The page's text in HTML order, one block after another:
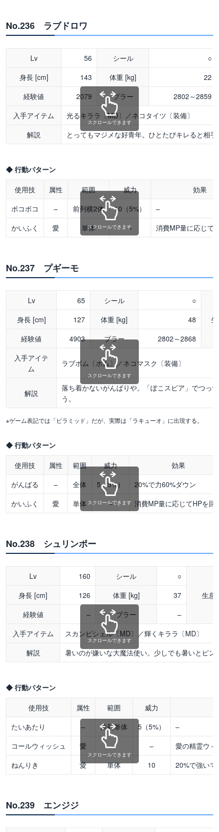
No.236 ラブドロワ
Lv 56 シール
○
身長 [cm]
143 体重 [kg]
22
経験値
2079 ブラー
2802～2859
入手アイテム
光るキララ〔MD〕／ネコタイツ〔装備〕
解説
とってもマジメな好青年。ひとたびキレると相
スクロールできます
◆ 行動パターン
使用技 属性 範囲 威力
効果
ボコボコ
– 前列横2体 10（5%）
–
かいふく
愛 単体 – 消費MP量に応じて
スクロールできます
No.237 プギーモ
Lv 65 シール
○
身長 [cm] 127 体重 [kg]
48
経験値
4903 ブラー
2802～2868
入手アイテ
ム
ラブボム〔ボム〕／ネコマスク〔装備〕
解説
落ち着かないがんばりや。「ぽこスピア」でつっ
う。
スクロールできます
※ゲーム表記では「ピラミッド」だが、実際は「ラキューオ」に出現する。
◆ 行動パターン
使用技 属性 範囲 威力
効果
がんばる
– 全体 5（5%）
20%で力60%ダウン
かいふく
愛 単体 – 消費MP量に応じてHPを回
スクロールできます
No.238 シュリンポー
Lv 160 シール
○
生息
身長 [cm] 126 体重 [kg]
37
経験値
– ブラー
–
入手アイテム
スカンピシェル〔MD〕／輝くキララ〔MD〕
解説
暑いのが嫌いな大魔法使い。少しでも暑いとピ
スクロールできます
◆ 行動パターン
使用技 属性 範囲 威力
たいあたり
– 前列単体 5（5%）
–
コールウィッシュ
愛 – –
愛の精霊ウ
ねんりき
愛 単体 10 20%で強いマ
スクロールできます
No.239 エンジジ